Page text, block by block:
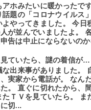
ホみたいに暖かったで
題の「コロナウイルス
やってきました。 今日
が並んでいましたよ。
告は中止にならないの
ていたら、謎の着信が…
出来事がありました。
実家から電話が。 なん
。 直ぐに切れたから、
ＴＶを見ていたら。 ま
切...